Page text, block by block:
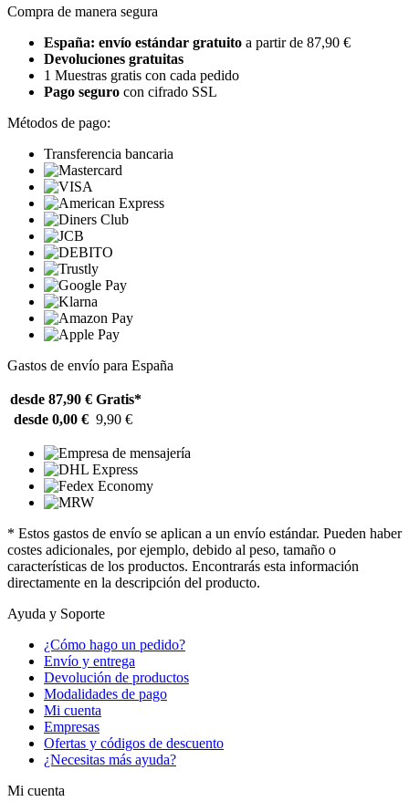
Compra de manera segura
España: envío estándar gratuito a partir de 87,90 €
Devoluciones gratuitas
1 Muestras gratis con cada pedido
Pago seguro con cifrado SSL
Métodos de pago:
Transferencia bancaria
Gastos de envío para España
desde 87,90 € Gratis*
desde 0,00 € 9,90 €
* Estos gastos de envío se aplican a un envío estándar. Pueden haber
costes adicionales, por ejemplo, debido al peso, tamaño o
características de los productos. Encontrarás esta información
directamente en la descripción del producto.
Ayuda y Soporte
¿Cómo hago un pedido?
Envío y entrega
Devolución de productos
Modalidades de pago
Mi cuenta
Empresas
Ofertas y códigos de descuento
¿Necesitas más ayuda?
Mi cuenta